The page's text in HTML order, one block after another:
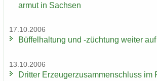
ar­mut in Sach­sen
17.10.2006
Büf­fel­hal­tung und -​züchtung wei­ter
13.10.2006
Drit­ter Er­zeu­ger­zu­sam­men­schluss